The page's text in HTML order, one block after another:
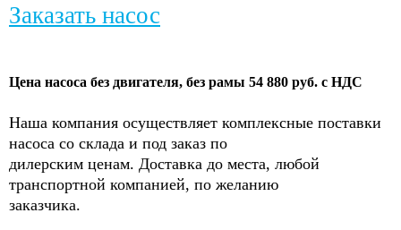
Заказать насос
Цена насоса без двигателя, без рамы 54 880 руб. с НДС
Наша компания осуществляет комплексные поставки
насоса со склада и под заказ по
дилерским ценам. Доставка до места, любой
транспортной компанией, по желанию
заказчика.